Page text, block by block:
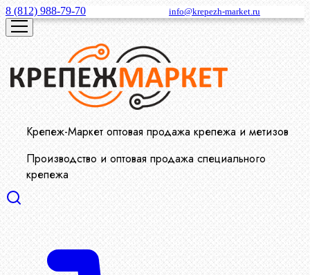
8 (812) 988-79-70 info@krepezh-market.ru
Крепеж-Маркет оптовая продажа крепежа и метизов
Производство и оптовая продажа специального
крепежа